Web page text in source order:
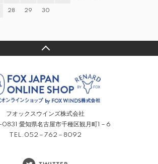
28 29 30
フオックスウインズ株式会社
愛知県名古屋市千種区観月町1－6
TEL.052－762－8092